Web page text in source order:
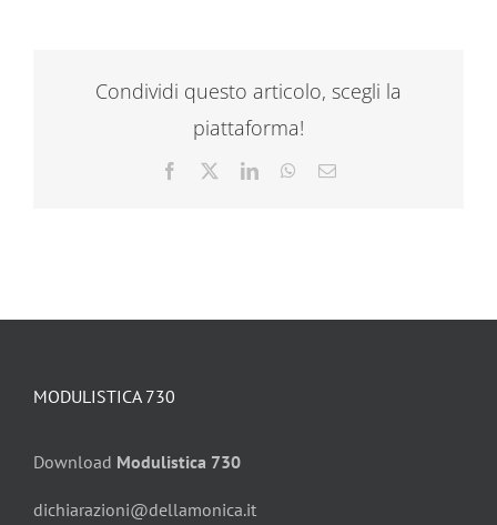
Condividi questo articolo, scegli la
piattaforma!
Facebook LinkedInWhatsApp
Email
MODULISTICA 730
Download Modulistica 730
dichiarazioni@dellamonica.it